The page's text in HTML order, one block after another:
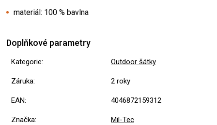
materiál: 100 % bavlna
Doplňkové parametry
Kategorie: Outdoor šátky
Záruka: 2 roky
EAN: 4046872159312
Značka: Mil-Tec